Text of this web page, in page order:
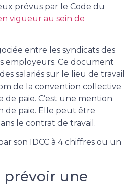
prévus par le Code du
vigueur au sein de
entre les syndicats des
employeurs. Ce document
salariés sur le lieu de travail
de la convention collective
paie. C’est une mention
paie. Elle peut être
le contrat de travail.
son IDCC à 4 chiffres ou un
prévoir une